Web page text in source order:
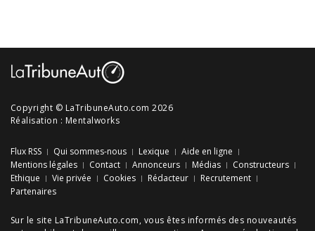
Copyright © LaTribuneAuto.com 2026
Réalisation : Mentalworks
Flux RSS Qui sommes-nous Lexique
Aide en ligne
Mentions légales
Contact Annonceurs Médias
Constructeurs
Ethique
Vie privée Cookies Rédacteur
Recrutement
Partenaires
Sur le site LaTribuneAuto.com, vous êtes informés des nouveautés